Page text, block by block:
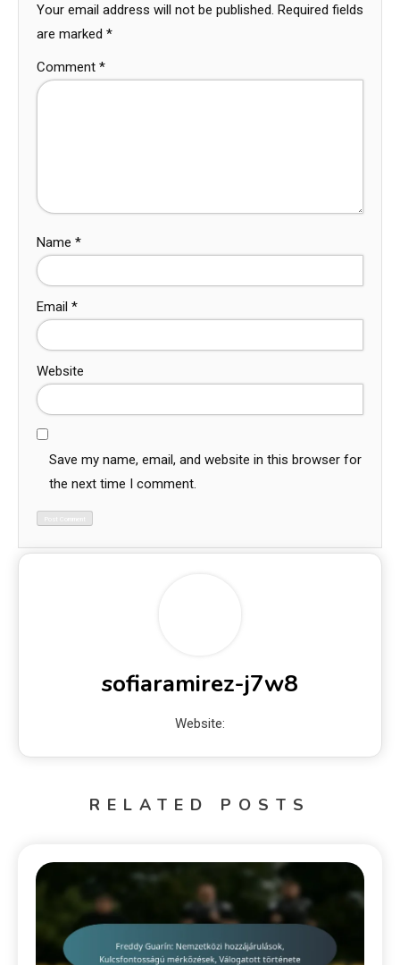
Your email address will not be published. Required fields
are marked *
Comment *
Name *
Email *
Website
Save my name, email, and website in this browser for
the next time I comment.
sofiaramirez-j7w8
Website:
RELATED POSTS